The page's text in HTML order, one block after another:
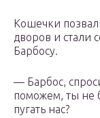
Кошечки
дворов и стали
Барбосу.
— Барбос,
поможем, ты не
пугать нас?